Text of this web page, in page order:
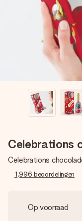
jullie foto of een
met alle aandacht
Celebrations
Celebrations
1,996 beoordelingen
Op voorraad